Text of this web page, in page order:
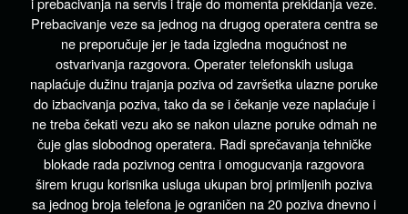
Prebacivanje veze sa jednog na drugog operatera centra se
ne preporučuje jer je tada izgledna mogućnost ne
ostvarivanja razgovora. Operater telefonskih usluga
naplaćuje dužinu trajanja poziva od završetka ulazne poruke
do izbacivanja poziva, tako da se i čekanje veze naplaćuje i
ne treba čekati vezu ako se nakon ulazne poruke odmah ne
čuje glas slobodnog operatera. Radi sprečavanja tehničke
blokade rada pozivnog centra i omogucvanja razgovora
širem krugu korisnika usluga ukupan broj primljenih poziva
sa jednog broja telefona je ograničen na 20 poziva dnevno i